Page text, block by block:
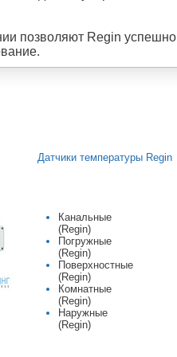
позволяют Regin успешно
.
Датчики температуры Regin
Канальные
(Regin)
Погружные
(Regin)
Поверхностные
(Regin)
Комнатные
(Regin)
Наружные
(Regin)